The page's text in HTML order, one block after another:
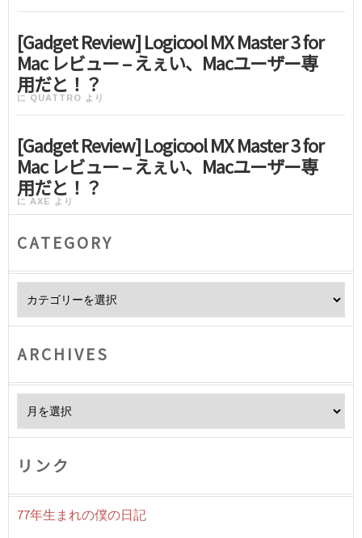
[Gadget Review] Logicool MX Master 3 for
Mac レビュー – えぇい、Macユーザー専
用だと！？
に QUATTRO より
[Gadget Review] Logicool MX Master 3 for
Mac レビュー – えぇい、Macユーザー専
用だと！？
に AXE より
CATEGORY
ARCHIVES
リンク
77年生まれの僕の日記